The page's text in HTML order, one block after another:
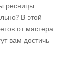
ресницы
В этой
от мастера
вам достичь